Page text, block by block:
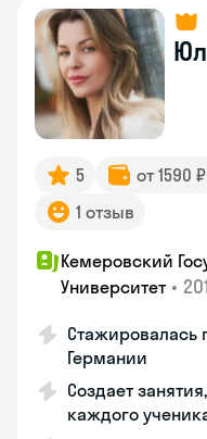
5 от 1590
1 отзыв
Кемеровский
Университет •
Стажировалась
Германии
Создает
каждого